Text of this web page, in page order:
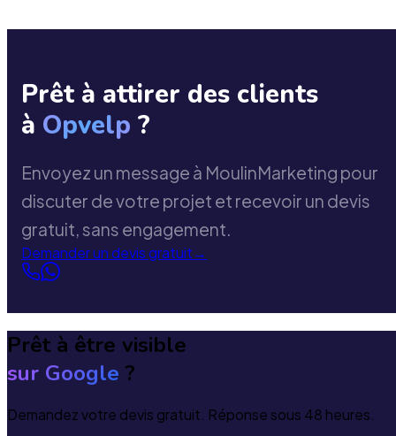
Prêt à attirer des clients
à Opvelp ?
Envoyez un message à MoulinMarketing pour
discuter de votre projet et recevoir un devis
gratuit, sans engagement.
Demander un devis gratuit→
Prêt à être visible
sur Google ?
Demandez votre devis gratuit. Réponse sous 48 heures.